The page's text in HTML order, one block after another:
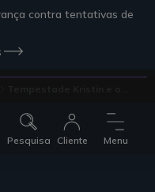
contra tentativas de
Pesquisa Cliente Menu